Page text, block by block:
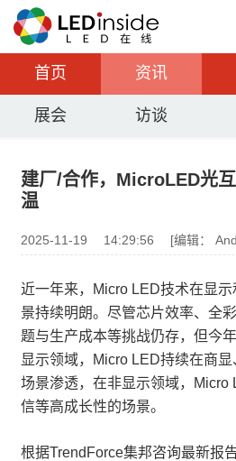
首页 资讯
展会 访谈
建厂/合作，MicroLED光
温
2025-11-19 14:29:56 [编辑：
近一年来，Micro LED技术在显
景持续明朗。尽管芯片效率、全
题与生产成本等挑战仍存，但今
显示领域，Micro LED持续在商
场景渗透，在非显示领域，Micro
信等高成长性的场景。
根据TrendForce集邦咨询最新报